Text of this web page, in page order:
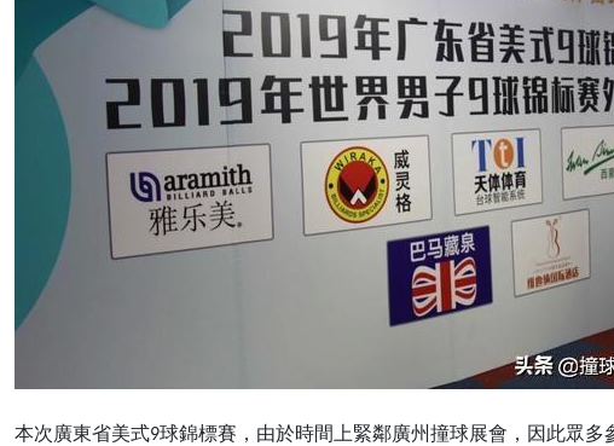
本次廣東省美式9球錦標賽，由於時間上緊鄰廣州撞球展會，因此眾